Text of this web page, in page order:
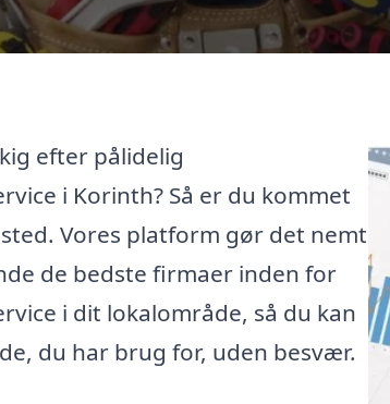
efter pålidelig
i Korinth? Så er du kommet
Vores platform gør det nemt
de bedste firmaer inden for
i dit lokalområde, så du kan
du har brug for, uden besvær.